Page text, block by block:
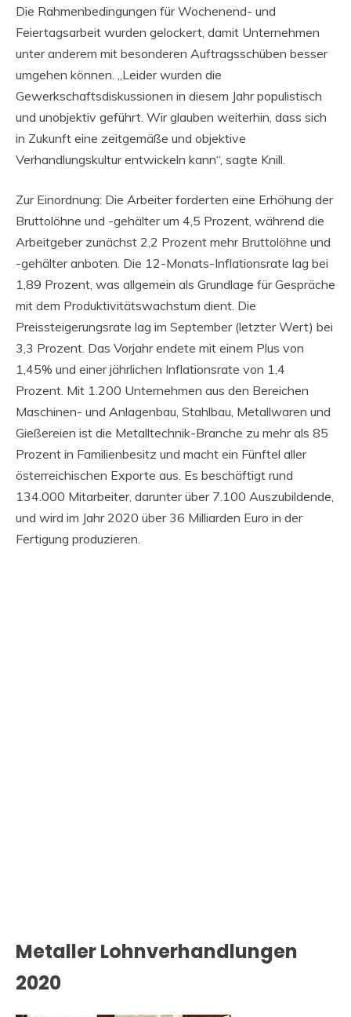
Die Rahmenbedingungen für Wochenend- und
Feiertagsarbeit wurden gelockert, damit Unternehmen
unter anderem mit besonderen Auftragsschüben besser
umgehen können. „Leider wurden die
Gewerkschaftsdiskussionen in diesem Jahr populistisch
und unobjektiv geführt. Wir glauben weiterhin, dass sich
in Zukunft eine zeitgemäße und objektive
Verhandlungskultur entwickeln kann“, sagte Knill.
Zur Einordnung: Die Arbeiter forderten eine Erhöhung der
Bruttolöhne und -gehälter um 4,5 Prozent, während die
Arbeitgeber zunächst 2,2 Prozent mehr Bruttolöhne und
-gehälter anboten. Die 12-Monats-Inflationsrate lag bei
1,89 Prozent, was allgemein als Grundlage für Gespräche
mit dem Produktivitätswachstum dient. Die
Preissteigerungsrate lag im September (letzter Wert) bei
3,3 Prozent. Das Vorjahr endete mit einem Plus von
1,45% und einer jährlichen Inflationsrate von 1,4
Prozent. Mit 1.200 Unternehmen aus den Bereichen
Maschinen- und Anlagenbau, Stahlbau, Metallwaren und
Gießereien ist die Metalltechnik-Branche zu mehr als 85
Prozent in Familienbesitz und macht ein Fünftel aller
österreichischen Exporte aus. Es beschäftigt rund
134.000 Mitarbeiter, darunter über 7.100 Auszubildende,
und wird im Jahr 2020 über 36 Milliarden Euro in der
Fertigung produzieren.
Metaller Lohnverhandlungen
2020